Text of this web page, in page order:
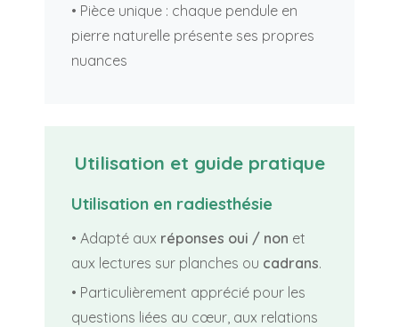
• Pièce unique : chaque pendule en
pierre naturelle présente ses propres
nuances
Utilisation et guide pratique
Utilisation en radiesthésie
• Adapté aux réponses oui / non et
aux lectures sur planches ou cadrans.
• Particulièrement apprécié pour les
questions liées au cœur, aux relations